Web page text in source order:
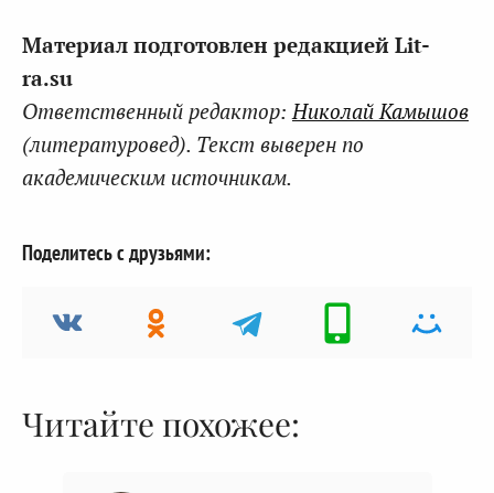
Материал подготовлен редакцией Lit-
ra.su
Ответственный редактор: Николай Камышов
(литературовед). Текст выверен по
академическим источникам.
Поделитесь с друзьями:
Читайте похожее: